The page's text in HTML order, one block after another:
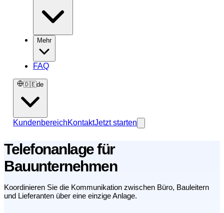
Mehr
FAQ
🇩🇪de
KundenbereichKontaktJetzt starten
Telefonanlage für
Bauunternehmen
Koordinieren Sie die Kommunikation zwischen Büro, Bauleitern
und Lieferanten über eine einzige Anlage.